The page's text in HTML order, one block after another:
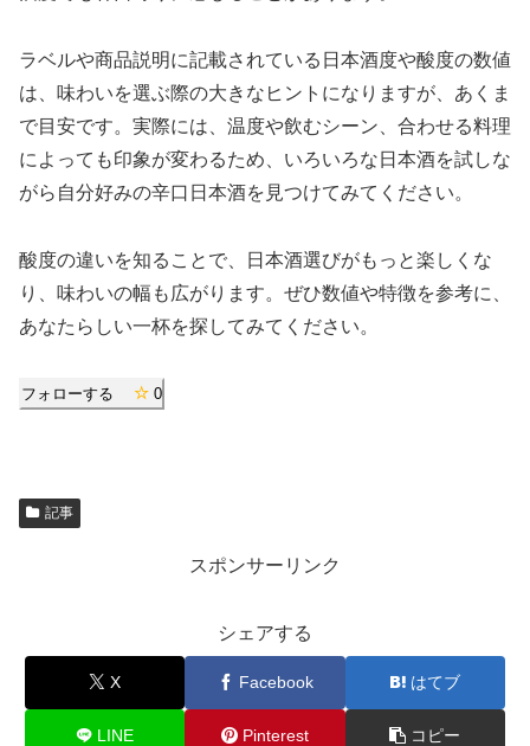
ラベルや商品説明に記載されている日本酒度や酸度の数値
は、味わいを選ぶ際の大きなヒントになりますが、あくま
で目安です。実際には、温度や飲むシーン、合わせる料理
によっても印象が変わるため、いろいろな日本酒を試しな
がら自分好みの辛口日本酒を見つけてみてください。
酸度の違いを知ることで、日本酒選びがもっと楽しくな
り、味わいの幅も広がります。ぜひ数値や特徴を参考に、
あなたらしい一杯を探してみてください。
フォローする 0
記事
スポンサーリンク
シェアする
X Facebook はてブ
LINE Pinterest コピー